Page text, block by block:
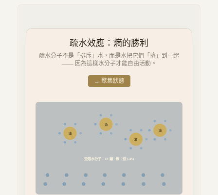
疏水效應：熵的勝利
疏水分子不是「排斥」水，而是水把它們「擠」到一起
—— 因為這樣水分子才能自由活動。
→ 聚集狀態
油
油
油
油
受限水分子： 18 顆 | 熵：低 (-ΔS)